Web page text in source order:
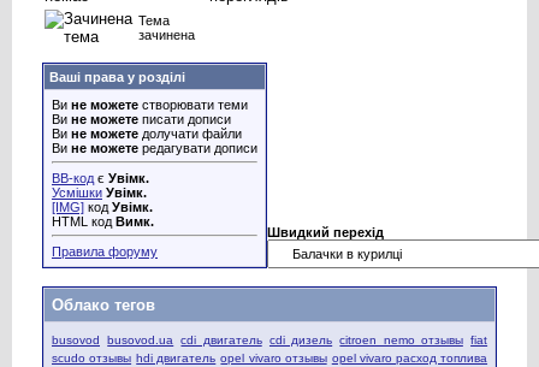
Тема
зачинена
Ваші права у розділі
Ви не можете створювати теми
Ви не можете писати дописи
Ви не можете долучати файли
Ви не можете редагувати дописи
BB-код є Увімк.
Усмішки Увімк.
[IMG] код Увімк.
HTML код Вимк.
Правила форуму
Швидкий перехід
Облако тегов
busovod busovod.ua cdi двигатель cdi дизель citroen nemo отзывы fiat
scudo отзывы hdi двигатель opel vivaro отзывы opel vivaro расход топлива